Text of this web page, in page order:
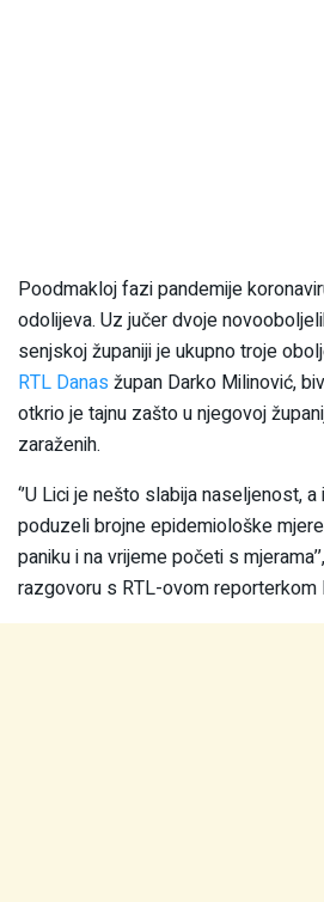
Poodmakloj fazi pandemije
odolijeva. Uz jučer dvoje
senjskoj županiji je ukupno troje
RTL Danas župan Darko Milinović,
otkrio je tajnu zašto u njegovoj
zaraženih.
‘’U Lici je nešto slabija naseljenost,
poduzeli brojne epidemiološke
paniku i na vrijeme početi s
razgovoru s RTL-ovom reporterkom